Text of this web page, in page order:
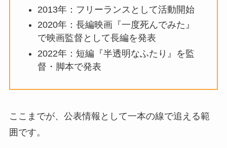
2013年：フリーランスとして活動開始
2020年：長編映画『一度死んでみた』
で映画監督として長編を発表
2022年：短編『半透明なふたり』を監
督・脚本で発表
ここまでが、公表情報として一本の線で追える範
囲です。